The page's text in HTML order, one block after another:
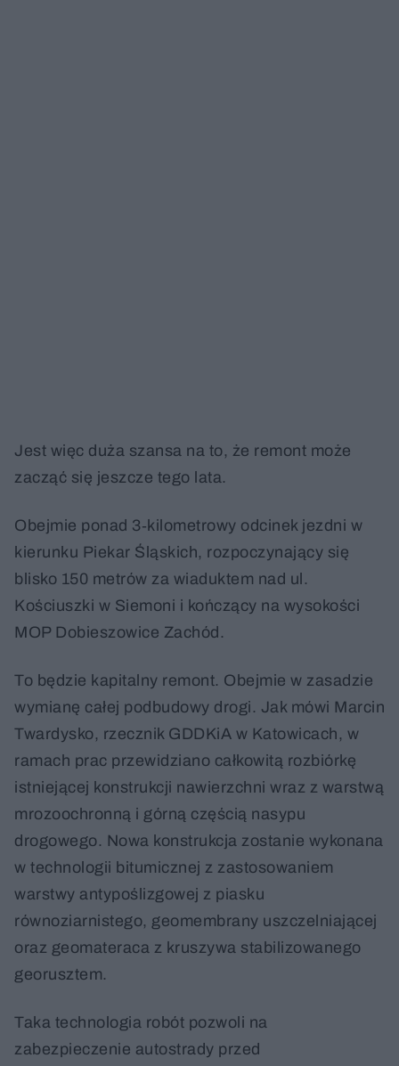
Jest więc duża szansa na to, że remont może
zacząć się jeszcze tego lata.
Obejmie ponad 3‑kilometrowy odcinek jezdni w
kierunku Piekar Śląskich, rozpoczynający się
blisko 150 metrów za wiaduktem nad ul.
Kościuszki w Siemoni i kończący na wysokości
MOP Dobieszowice Zachód.
To będzie kapitalny remont. Obejmie w zasadzie
wymianę całej podbudowy drogi. Jak mówi Marcin
Twardysko, rzecznik GDDKiA w Katowicach, w
ramach prac przewidziano całkowitą rozbiórkę
istniejącej konstrukcji nawierzchni wraz z warstwą
mrozoochronną i górną częścią nasypu
drogowego. Nowa konstrukcja zostanie wykonana
w technologii bitumicznej z zastosowaniem
warstwy antypoślizgowej z piasku
równoziarnistego, geomembrany uszczelniającej
oraz geomateraca z kruszywa stabilizowanego
georusztem.
Taka technologia robót pozwoli na
zabezpieczenie autostrady przed